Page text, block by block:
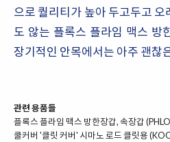
으로 퀄리티가 높아 두고두고 오
도 않는 플록스 플라임 맥스 방
장기적인 안목에서는 아주 괜찮
관련 용품들
플록스 플라임 맥스 방한장갑, 속장갑
쿨커버 '클릿 커버' 시마노 로드 클릿용 (KOOL